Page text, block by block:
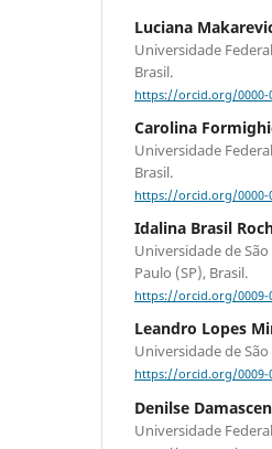
Luciana
Universidade
Brasil.
https://orcid.org/0000-
Carolina
Universidade
Brasil.
https://orcid.org/0000-
Idalina Brasil
Universidade de
Paulo (SP), Brasil.
https://orcid.org/0009-
Leandro Lopes
Universidade de São
https://orcid.org/0009-
Denilse
Universidade